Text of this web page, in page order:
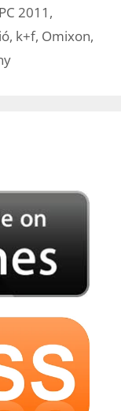
2011 ,
, k+f, Omixon,